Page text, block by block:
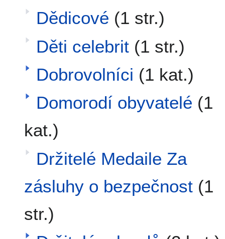
Dědicové (1 str.)
Děti celebrit (1 str.)
Dobrovolníci (1 kat.)
Domorodí obyvatelé (1
kat.)
Držitelé Medaile Za
zásluhy o bezpečnost (1
str.)